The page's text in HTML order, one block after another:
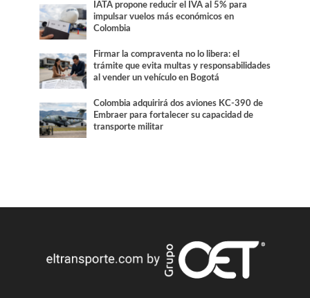
IATA propone reducir el IVA al 5% para
impulsar vuelos más económicos en
Colombia
Firmar la compraventa no lo libera: el
trámite que evita multas y responsabilidades
al vender un vehículo en Bogotá
Colombia adquirirá dos aviones KC-390 de
Embraer para fortalecer su capacidad de
transporte militar